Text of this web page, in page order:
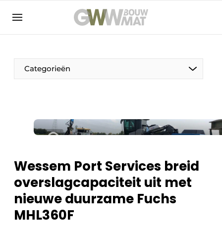
NL EN
Categorieën
De Pen
Wessem Port Services breid
overslagcapaciteit uit met
nieuwe duurzame Fuchs
MHL360F